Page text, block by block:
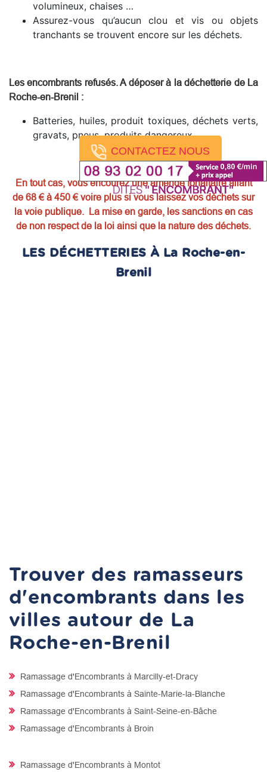
CONTACTEZ NOUS
volumineux, chaises …
Assurez-vous qu’aucun clou et vis ou objets
tranchants se trouvent encore sur les déchets.
Les encombrants refusés. A déposer à la déchetterie de La
Roche-en-Brenil :
Batteries, huiles, produit toxiques, déchets verts,
gravats, pneus, produits dangereux.
En tout cas, vous encourez une amende forfaitaire allant
de 68 € à 450 € voire plus si vous laissez vos déchets sur
la voie publique. La mise en garde, les sanctions en cas
de non respect de la loi ainsi que la nature des déchets.
LES DÉCHETTERIES À La Roche-en-
Brenil
Trouver des ramasseurs
d'encombrants dans les
villes autour de La
Roche-en-Brenil
Ramassage d'Encombrants à Marcilly-et-Dracy
Ramassage d'Encombrants à Sainte-Marie-la-Blanche
Ramassage d'Encombrants à Saint-Seine-en-Bâche
Ramassage d'Encombrants à Broin
Ramassage d'Encombrants à Montot